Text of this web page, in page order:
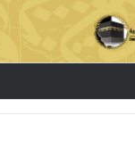
الحقيقة